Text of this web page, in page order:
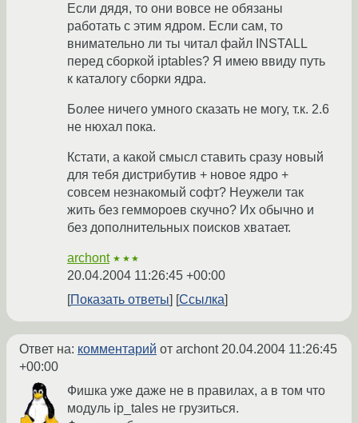
Если дядя, то они вовсе не обязаны
работать с этим ядром. Если сам, то
внимательно ли ты читал файл INSTALL
перед сборкой iptables? Я имею ввиду путь
к каталогу сборки ядра.
Более ничего умного сказать не могу, т.к. 2.6
не нюхал пока.
Кстати, а какой смысл ставить сразу новый
для тебя дистрибутив + новое ядро +
совсем незнакомый софт? Неужели так
жить без геммороев скучно? Их обычно и
без дополнительных поисков хватает.
archont ★★★
20.04.2004 11:26:45 +00:00
Показать ответы
Ссылка
Ответ на: комментарий от archont 20.04.2004 11:26:45
+00:00
Фишка уже даже не в правилах, а в том что
модуль ip_tales не грузиться.